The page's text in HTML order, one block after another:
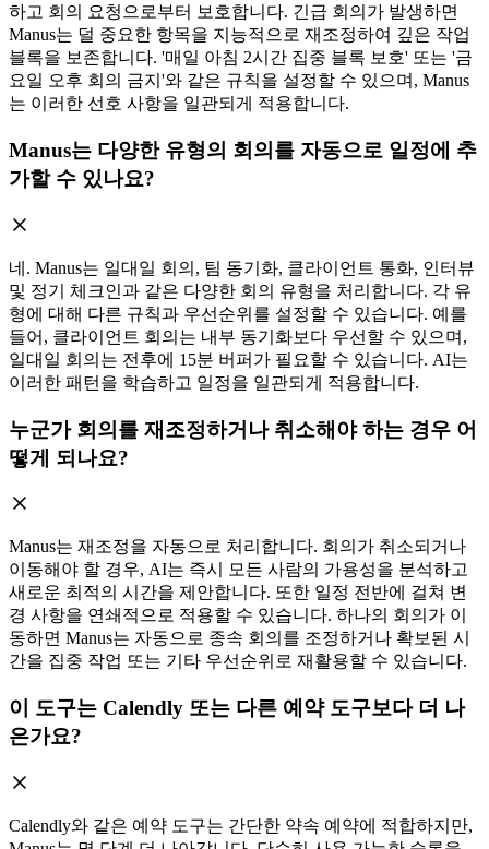
하고 회의 요청으로부터 보호합니다. 긴급 회의가 발생하면
Manus는 덜 중요한 항목을 지능적으로 재조정하여 깊은 작업
블록을 보존합니다. '매일 아침 2시간 집중 블록 보호' 또는 '금
요일 오후 회의 금지'와 같은 규칙을 설정할 수 있으며, Manus
는 이러한 선호 사항을 일관되게 적용합니다.
Manus는 다양한 유형의 회의를 자동으로 일정에 추
가할 수 있나요?
네. Manus는 일대일 회의, 팀 동기화, 클라이언트 통화, 인터뷰
및 정기 체크인과 같은 다양한 회의 유형을 처리합니다. 각 유
형에 대해 다른 규칙과 우선순위를 설정할 수 있습니다. 예를
들어, 클라이언트 회의는 내부 동기화보다 우선할 수 있으며,
일대일 회의는 전후에 15분 버퍼가 필요할 수 있습니다. AI는
이러한 패턴을 학습하고 일정을 일관되게 적용합니다.
누군가 회의를 재조정하거나 취소해야 하는 경우 어
떻게 되나요?
Manus는 재조정을 자동으로 처리합니다. 회의가 취소되거나
이동해야 할 경우, AI는 즉시 모든 사람의 가용성을 분석하고
새로운 최적의 시간을 제안합니다. 또한 일정 전반에 걸쳐 변
경 사항을 연쇄적으로 적용할 수 있습니다. 하나의 회의가 이
동하면 Manus는 자동으로 종속 회의를 조정하거나 확보된 시
간을 집중 작업 또는 기타 우선순위로 재활용할 수 있습니다.
이 도구는 Calendly 또는 다른 예약 도구보다 더 나
은가요?
Calendly와 같은 예약 도구는 간단한 약속 예약에 적합하지만,